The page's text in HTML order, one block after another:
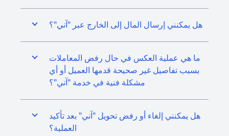
هل يمكنني إرسال المال إلى الخارج عبر "آني"؟
ما هي عملية العكس في حال رفض المعاملات
بسبب تفاصيل غير صحيحة قدمها العميل أو أي
مشكلة فنية في خدمة "آني"؟
هل يمكنني إلغاء أو رفض تحويل "آني" بعد تأكيد
العملية؟